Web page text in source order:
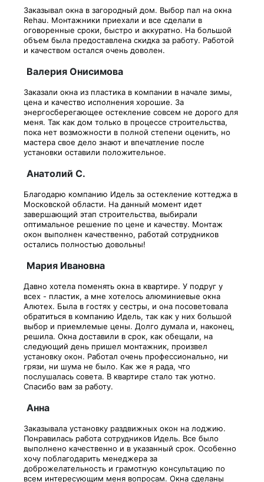
Заказывал окна в загородный дом. Выбор пал на окна
Rehau. Монтажники приехали и все сделали в
оговоренные сроки, быстро и аккуратно. На большой
объем была предоставлена скидка за работу. Работой
и качеством остался очень доволен.
Валерия Онисимова
Заказали окна из пластика в компании в начале зимы,
цена и качество исполнения хорошие. За
энергосберегающее остекление совсем не дорого для
меня. Так как дом только в процессе строительства,
пока нет возможности в полной степени оценить, но
мастера свое дело знают и впечатление после
установки оставили положительное.
Анатолий С.
Благодарю компанию Идель за остекление коттеджа в
Московской области. На данный момент идет
завершающий этап строительства, выбирали
оптимальное решение по цене и качеству. Монтаж
окон выполнен качественно, работай сотрудников
остались полностью довольны!
Мария Ивановна
Давно хотела поменять окна в квартире. У подруг у
всех - пластик, а мне хотелось алюминиевые окна
Алютех. Была в гостях у сестры, и она посоветовала
обратиться в компанию Идель, так как у них большой
выбор и приемлемые цены. Долго думала и, наконец,
решила. Окна доставили в срок, как обещали, на
следующий день пришел монтажник, произвел
установку окон. Работал очень профессионально, ни
грязи, ни шума не было. Как же я рада, что
послушалась совета. В квартире стало так уютно.
Спасибо вам за работу.
Анна
Заказывала установку раздвижных окон на лоджию.
Понравилась работа сотрудников Идель. Все было
выполнено качественно и в указанный срок. Особенно
хочу поблагодарить менеджера за
доброжелательность и грамотную консультацию по
всем интересующим меня вопросам. Окна сделаны